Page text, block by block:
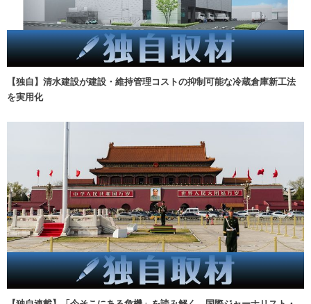
【独自】清水建設が建設・維持管理コストの抑制可能な冷蔵倉庫新工法
を実用化